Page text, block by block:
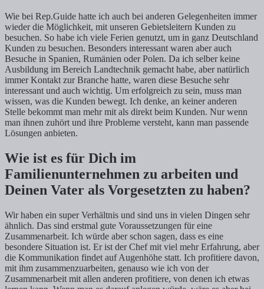
Wie bei Rep.Guide hatte ich auch bei anderen Gelegenheiten immer
wieder die Möglichkeit, mit unseren Gebietsleitern Kunden zu
besuchen. So habe ich viele Ferien genutzt, um in ganz Deutschland
Kunden zu besuchen. Besonders interessant waren aber auch
Besuche in Spanien, Rumänien oder Polen. Da ich selber keine
Ausbildung im Bereich Landtechnik gemacht habe, aber natürlich
immer Kontakt zur Branche hatte, waren diese Besuche sehr
interessant und auch wichtig. Um erfolgreich zu sein, muss man
wissen, was die Kunden bewegt. Ich denke, an keiner anderen
Stelle bekommt man mehr mit als direkt beim Kunden. Nur wenn
man ihnen zuhört und ihre Probleme versteht, kann man passende
Lösungen anbieten.
Wie ist es für Dich im
Familienunternehmen zu arbeiten und
Deinen Vater als Vorgesetzten zu haben?
Wir haben ein super Verhältnis und sind uns in vielen Dingen sehr
ähnlich. Das sind erstmal gute Voraussetzungen für eine
Zusammenarbeit. Ich würde aber schon sagen, dass es eine
besondere Situation ist. Er ist der Chef mit viel mehr Erfahrung, aber
die Kommunikation findet auf Augenhöhe statt. Ich profitiere davon,
mit ihm zusammenzuarbeiten, genauso wie ich von der
Zusammenarbeit mit allen anderen profitiere, von denen ich etwas